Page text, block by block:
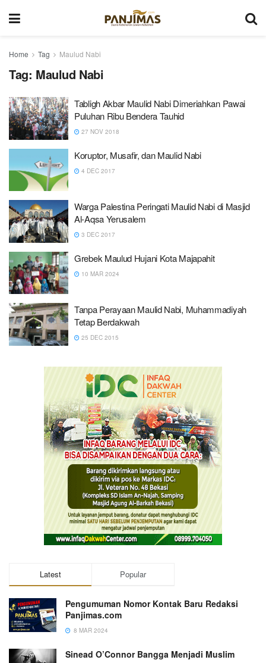
Home Tag Maulud Nabi
Tag: Maulud Nabi
Tabligh Akbar Maulid Nabi Dimeriahkan Pawai
Puluhan Ribu Bendera Tauhid
27 NOV 2018
Koruptor, Musafir, dan Maulid Nabi
4 DEC 2017
Warga Palestina Peringati Maulid Nabi di Masjid
Al-Aqsa Yerusalem
3 DEC 2017
Grebek Maulud Hujani Kota Majapahit
10 MAR 2024
Tanpa Perayaan Maulid Nabi, Muhammadiyah
Tetap Berdakwah
25 DEC 2015
Latest Popular
Pengumuman Nomor Kontak Baru Redaksi
Panjimas.com
8 MAR 2024
Sinead O’Connor Bangga Menjadi Muslim